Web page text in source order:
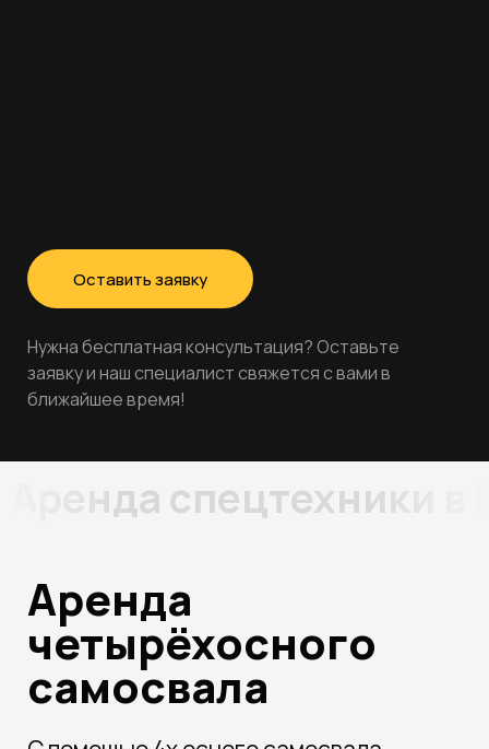
Оставить заявку
Нужна бесплатная консультация? Оставьте
заявку и наш специалист свяжется с вами в
ближайшее время!
Аренда спецтехники
Аренда
четырёхосного
самосвала